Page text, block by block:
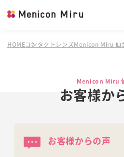
HOMEコンタクトレンズMenicon Miru 仙
Menicon Miru
お客様か
お客様からの声